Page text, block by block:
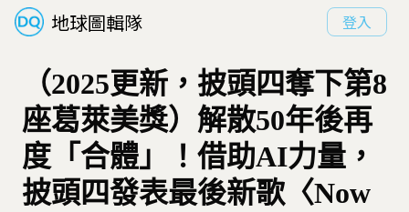
地球圖輯隊 登入
（2025更新，披頭四奪下第8
座葛萊美獎）解散50年後再
度「合體」！借助AI力量，
披頭四發表最後新歌〈Now